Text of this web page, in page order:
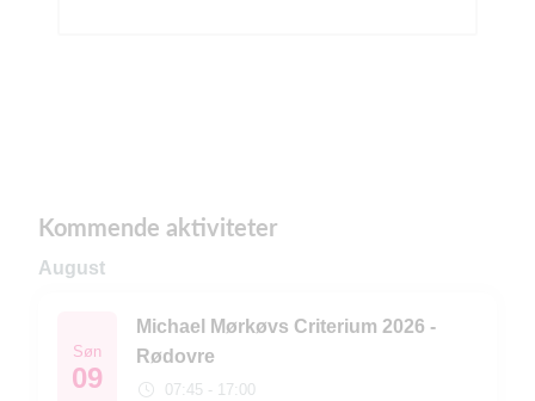
Kommende aktiviteter
August
Søn
09
Michael Mørkøvs Criterium 2026 -
Rødovre
07:45 - 17:00